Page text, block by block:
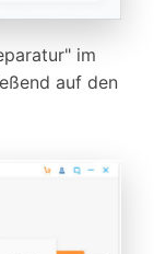
im
auf den